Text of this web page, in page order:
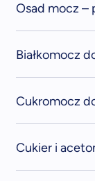
Osad mocz –
Białkomocz
Cukromocz
Cukier i